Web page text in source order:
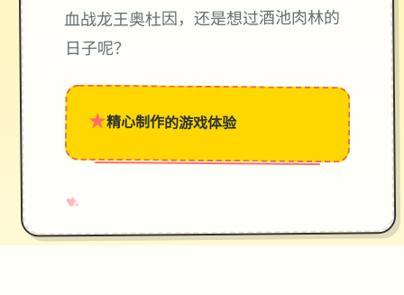
血战龙王奥杜因，还是想过酒池肉林的
日子呢？
★精心制作的游戏体验
♥
✧
→